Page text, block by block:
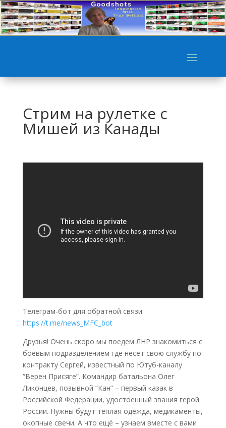
Стрим на рулетке с
Мишей из Канады
Телеграм-бот для обратной связи:
https://t.me/news_MFC_bot
Друзья! Очень скоро мы поедем ЛНР знакомиться с
боевым подразделением где несёт свою службу по
контракту Сергей, известный по Ютуб-каналу
“Верен Присяге”. Командир батальона Олег
Ликонцев, позывной “Кан” – первый казак в
Российской Федерации, удостоенный звания герой
России. Нужны будут теплая одежда, медикаменты,
окопные свечи. А что ещё – узнаем вместе с вами